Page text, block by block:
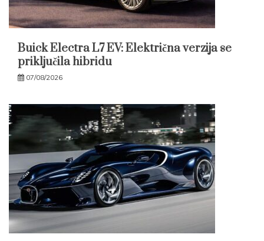
Buick Electra L7 EV: Električna verzija se
priključila hibridu
07/08/2026